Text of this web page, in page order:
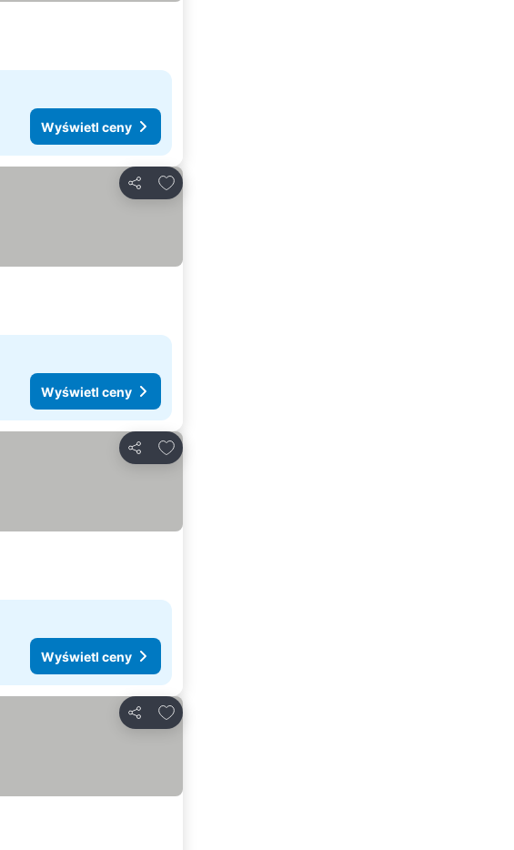
Wyświetl ceny
Udostępnij
Dodaj do ulubionych
Wyświetl ceny
Udostępnij
Dodaj do ulubionych
Wyświetl ceny
Udostępnij
Dodaj do ulubionych